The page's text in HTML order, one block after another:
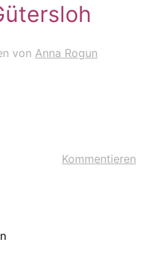
von Anna Rogun
Kommentieren